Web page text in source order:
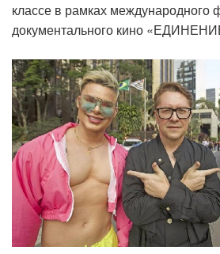
классе в рамках международного
документального кино